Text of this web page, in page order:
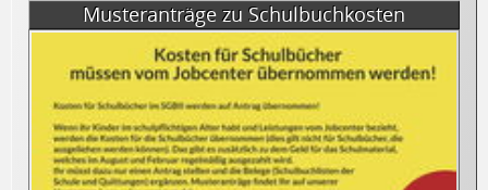
Musteranträge zu Schulbuchkosten